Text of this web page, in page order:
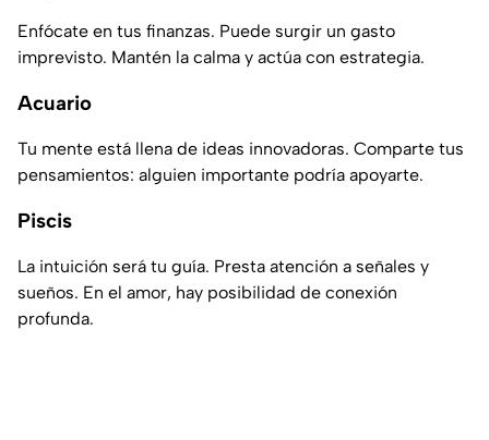
Enfócate en tus finanzas. Puede surgir un gasto
imprevisto. Mantén la calma y actúa con estrategia.
Acuario
Tu mente está llena de ideas innovadoras. Comparte tus
pensamientos: alguien importante podría apoyarte.
Piscis
La intuición será tu guía. Presta atención a señales y
sueños. En el amor, hay posibilidad de conexión
profunda.